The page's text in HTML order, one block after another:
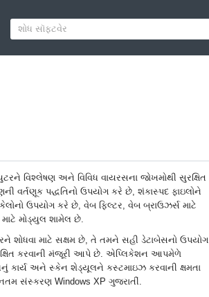
વિશ્લેષણ અને વિવિધ વાયરસના જોખમોથી સુરક્ષિત
વર્તણૂક પદ્ધતિનો ઉપયોગ કરે છે, શંકાસ્પદ ફાઇલોને
ઉપયોગ કરે છે, વેબ ફિલ્ટર, વેબ બ્રાઉઝર્સ માટે
મોડ્યુલ શામેલ છે.
માટે સક્ષમ છે, તે તમને સહી ડેટાબેસનો ઉપયોગ
કરવાની મંજૂરી આપે છે. એપ્લિકેશન આપમેળે
કાર્ય અને સ્કેન શેડ્યૂલને કસ્ટમાઇઝ કરવાની ક્ષમતા
સંસ્કરણ Windows XP ગુજરાતીં.